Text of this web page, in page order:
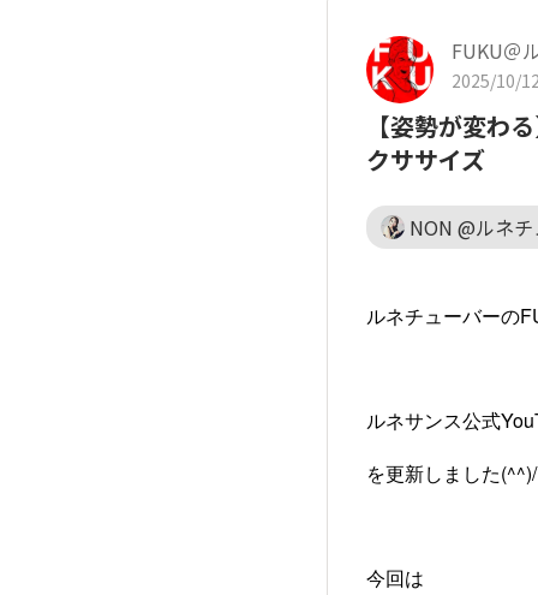
FUKU＠
2025/10/
【姿勢が変わ
クササイズ
NON @ルネ
ルネチューバーの
ルネサンス公式
を更新しました(^^)/
今回は